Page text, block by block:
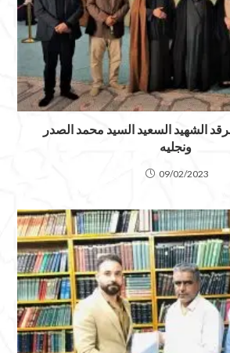
الشهيد السعيد السيد محمد الصدر
ونجليه
09/02/2023